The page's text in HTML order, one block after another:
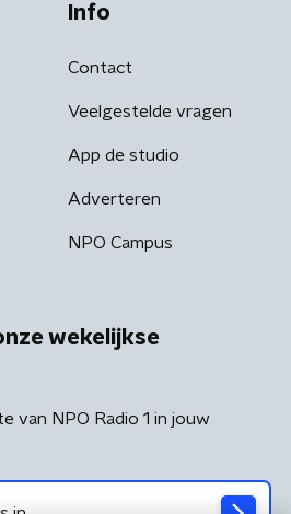
Info
Contact
Veelgestelde vragen
App de studio
Adverteren
NPO Campus
wekelijkse
van NPO Radio 1 in jouw